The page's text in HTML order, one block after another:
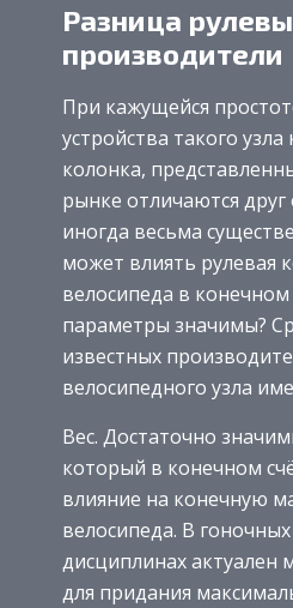
Разница
производители
При кажущейся
устройства такого узла
колонка,
рынке отличаются
иногда весьма
может влиять рулевая
велосипеда в конечном
параметры значимы?
известных
велосипедного узла
Вес. Достаточно
который в конечном
влияние на конечную
велосипеда. В
дисциплинах актуален
для придания